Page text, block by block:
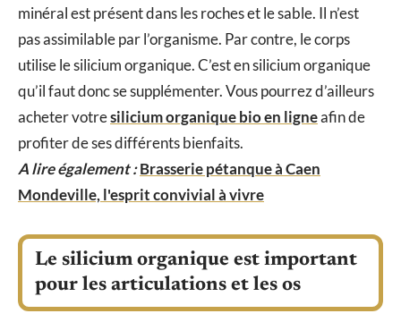
minéral est présent dans les roches et le sable. Il n’est
pas assimilable par l’organisme. Par contre, le corps
utilise le silicium organique. C’est en silicium organique
qu’il faut donc se supplémenter. Vous pourrez d’ailleurs
acheter votresilicium organique bio en ligneafin de
profiter de ses différents bienfaits.
A lire également :Brasserie pétanque à Caen
Mondeville, l'esprit convivial à vivre
Le silicium organique est important
pour les articulations et les os